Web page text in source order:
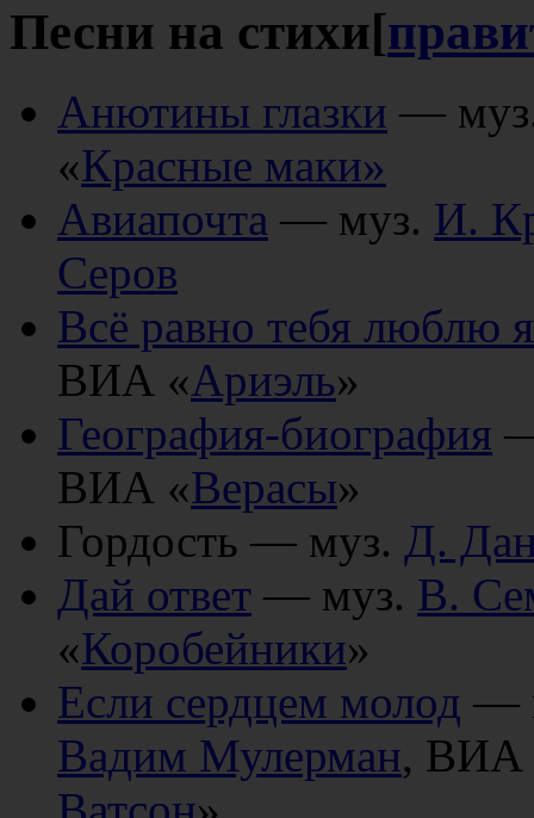
Песни на стихи[
Анютины глазки —
«Красные маки»
Авиапочта — муз. И.
Серов
Всё равно тебя люблю я
ВИА «Ариэль»
География-биография
ВИА «Верасы»
Гордость — муз. Д.
Дай ответ — муз. В.
«Коробейники»
Если сердцем молод —
Вадим Мулерман, ВИА